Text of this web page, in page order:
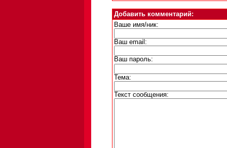
Добавить комментарий:
Ваше имя/ник:
Ваш email:
Ваш пароль:
Тема:
Текст сообщения: